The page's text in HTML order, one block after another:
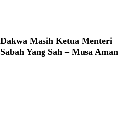
Dakwa Masih Ketua Menteri
Sabah Yang Sah – Musa Aman